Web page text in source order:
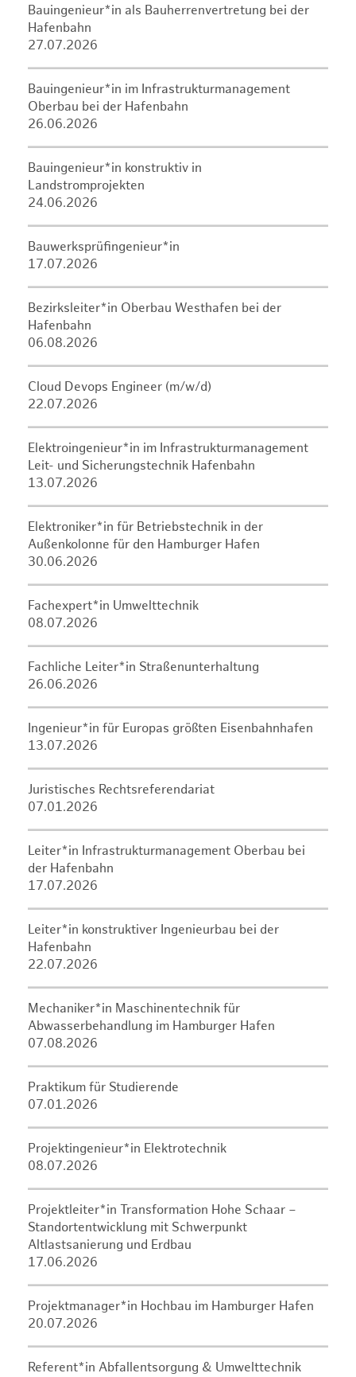
Bauingenieur*in als Bauherrenvertretung bei der
Hafenbahn
27.07.2026
Bauingenieur*in im Infrastrukturmanagement
Oberbau bei der Hafenbahn
26.06.2026
Bauingenieur*in konstruktiv in
Landstromprojekten
24.06.2026
Bauwerksprüfingenieur*in
17.07.2026
Bezirksleiter*in Oberbau Westhafen bei der
Hafenbahn
06.08.2026
Cloud Devops Engineer (m/w/d)
22.07.2026
Elektroingenieur*in im Infrastrukturmanagement
Leit- und Sicherungstechnik Hafenbahn
13.07.2026
Elektroniker*in für Betriebstechnik in der
Außenkolonne für den Hamburger Hafen
30.06.2026
Fachexpert*in Umwelttechnik
08.07.2026
Fachliche Leiter*in Straßenunterhaltung
26.06.2026
Ingenieur*in für Europas größten Eisenbahnhafen
13.07.2026
Juristisches Rechtsreferendariat
07.01.2026
Leiter*in Infrastrukturmanagement Oberbau bei
der Hafenbahn
17.07.2026
Leiter*in konstruktiver Ingenieurbau bei der
Hafenbahn
22.07.2026
Mechaniker*in Maschinentechnik für
Abwasserbehandlung im Hamburger Hafen
07.08.2026
Praktikum für Studierende
07.01.2026
Projektingenieur*in Elektrotechnik
08.07.2026
Projektleiter*in Transformation Hohe Schaar –
Standortentwicklung mit Schwerpunkt
Altlastsanierung und Erdbau
17.06.2026
Projektmanager*in Hochbau im Hamburger Hafen
20.07.2026
Referent*in Abfallentsorgung & Umwelttechnik